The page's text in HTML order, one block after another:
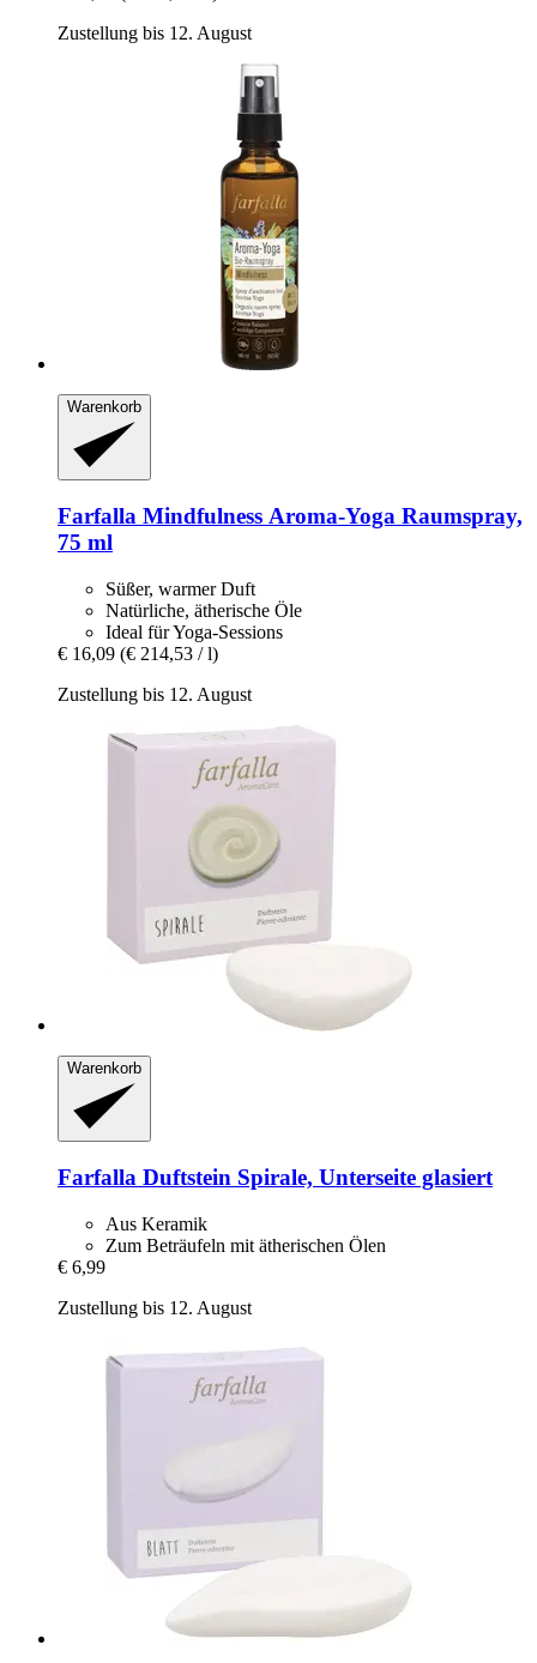
Zustellung bis 12. August
Warenkorb
Farfalla Mindfulness Aroma-​Yoga Raumspray,
75 ml
Süßer, warmer Duft
Natürliche, ätherische Öle
Ideal für Yoga-Sessions
€ 16,09 (€ 214,53 / l)
Zustellung bis 12. August
Warenkorb
Farfalla Duftstein Spirale, Unterseite glasiert
Aus Keramik
Zum Beträufeln mit ätherischen Ölen
€ 6,99
Zustellung bis 12. August